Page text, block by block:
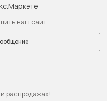
распродажах!
наш сайт